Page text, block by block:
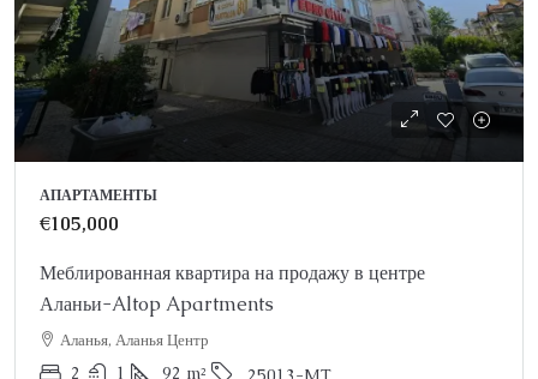
АПАРТАМЕНТЫ
€105,000
Меблированная квартира на продажу в центре
Аланьи-Altop Apartments
Аланья, Аланья Центр
2 1 92 m²